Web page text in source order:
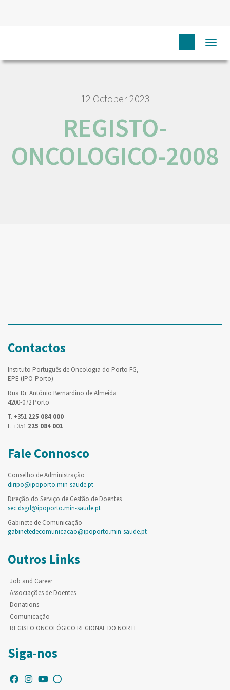
12 October 2023
REGISTO-
ONCOLOGICO-2008
Contactos
Instituto Português de Oncologia do Porto FG,
EPE (IPO-Porto)
Rua Dr. António Bernardino de Almeida
4200-072 Porto
T. +351 225 084 000
F. +351 225 084 001
Fale Connosco
Conselho de Administração
diripo@ipoporto.min-saude.pt
Direção do Serviço de Gestão de Doentes
sec.dsgd@ipoporto.min-saude.pt
Gabinete de Comunicação
gabinetedecomunicacao@ipoporto.min-saude.pt
Outros Links
Job and Career
Associações de Doentes
Donations
Comunicação
REGISTO ONCOLÓGICO REGIONAL DO NORTE
Siga-nos